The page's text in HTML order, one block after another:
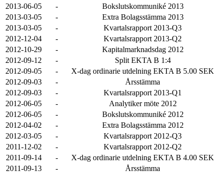
2013-06-05
-
Bokslutskommuniké 2013
2013-03-05
-
Extra Bolagsstämma 2013
2013-03-05
-
Kvartalsrapport 2013-Q3
2012-12-04
-
Kvartalsrapport 2013-Q2
2012-10-29
-
Kapitalmarknadsdag 2012
2012-09-12
-
Split EKTA B 1:4
2012-09-05
-
X-dag ordinarie utdelning EKTA B 5.00 SEK
2012-09-03
-
Årsstämma
2012-09-03
-
Kvartalsrapport 2013-Q1
2012-06-05
-
Analytiker möte 2012
2012-06-05
-
Bokslutskommuniké 2012
2012-04-02
-
Extra Bolagsstämma 2012
2012-03-05
-
Kvartalsrapport 2012-Q3
2011-12-02
-
Kvartalsrapport 2012-Q2
2011-09-14
-
X-dag ordinarie utdelning EKTA B 4.00 SEK
2011-09-13
-
Årsstämma